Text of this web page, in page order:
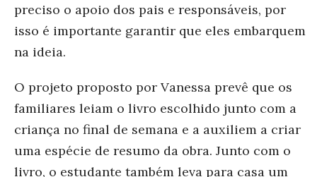
preciso o apoio dos pais e responsáveis, por
isso é importante garantir que eles embarquem
na ideia.
O projeto proposto por Vanessa prevê que os
familiares leiam o livro escolhido junto com a
criança no final de semana e a auxiliem a criar
uma espécie de resumo da obra. Junto com o
livro, o estudante também leva para casa um